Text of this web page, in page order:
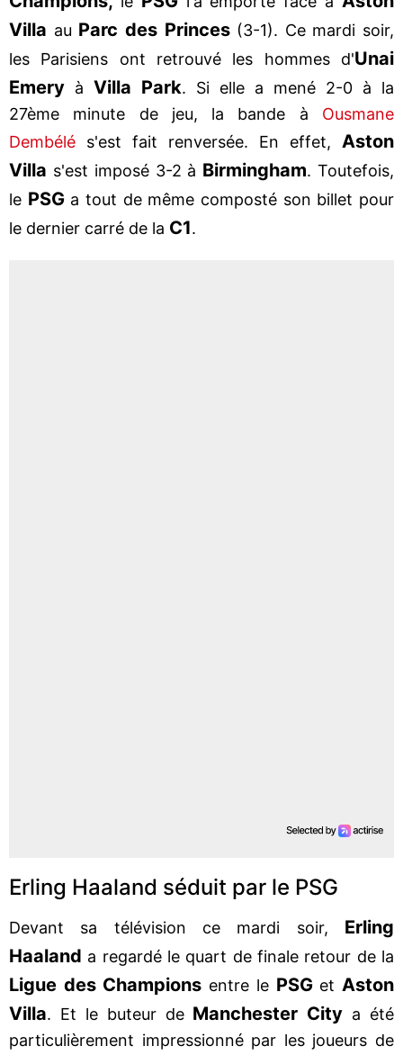
Villa au Parc des Princes (3-1). Ce mardi soir,
les Parisiens ont retrouvé les hommes d'Unai
Emery à Villa Park. Si elle a mené 2-0 à la
27ème minute de jeu, la bande à Ousmane
Dembélé s'est fait renversée. En effet, Aston
Villa s'est imposé 3-2 à Birmingham. Toutefois,
le PSG a tout de même composté son billet pour
le dernier carré de la C1.
Erling Haaland séduit par le PSG
Devant sa télévision ce mardi soir, Erling
Haaland a regardé le quart de finale retour de la
Ligue des Champions entre le PSG et Aston
Villa. Et le buteur de Manchester City a été
particulièrement impressionné par les joueurs de